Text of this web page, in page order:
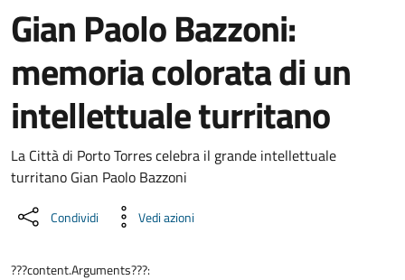
Gian Paolo Bazzoni:
memoria colorata di un
intellettuale turritano
Dettaglio dell'evento
La Città di Porto Torres celebra il grande intellettuale
turritano Gian Paolo Bazzoni
Condividi Vedi azioni
???content.Arguments???: